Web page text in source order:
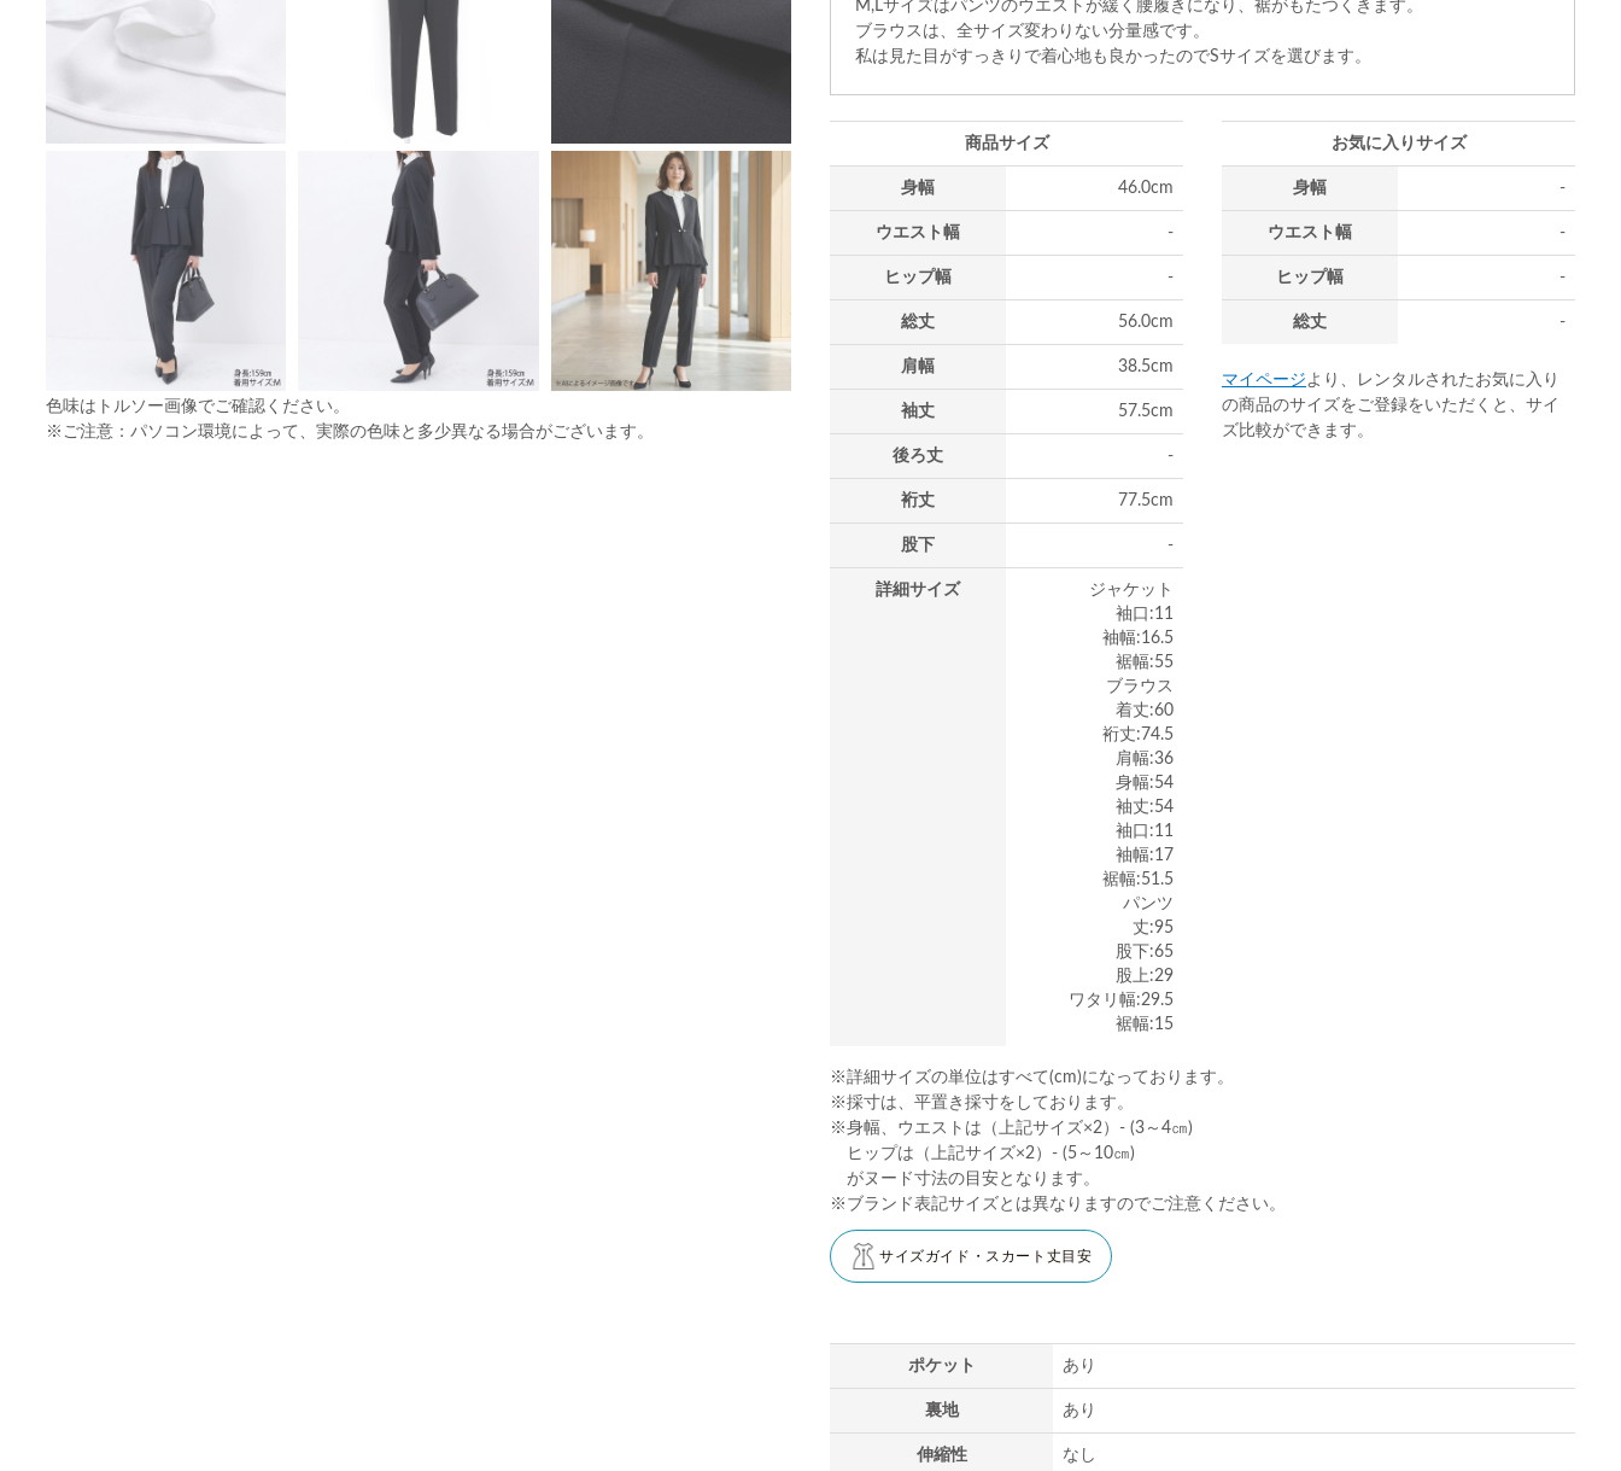
色味はトルソー画像でご確認ください。
※ご注意：パソコン環境によって、実際の色味と多少異なる場合がございます。
M,Lサイズはパンツのウエストが緩く腰履きになり、裾がもたつくきます。
ブラウスは、全サイズ変わりない分量感です。
私は見た目がすっきりで着心地も良かったのでSサイズを選びます。
商品サイズ
身幅 46.0cm
ウエスト幅 -
ヒップ幅 -
総丈 56.0cm
肩幅 38.5cm
袖丈 57.5cm
後ろ丈 -
裄丈 77.5cm
股下 -
詳細サイズ
ジャケット
袖口:11
袖幅:16.5
裾幅:55
ブラウス
着丈:60
裄丈:74.5
肩幅:36
身幅:54
袖丈:54
袖口:11
袖幅:17
裾幅:51.5
パンツ
丈:95
股下:65
股上:29
ワタリ幅:29.5
裾幅:15
お気に入りサイズ
身幅 -
ウエスト幅 -
ヒップ幅 -
総丈 -
マイページより、レンタルされたお気に入り
の商品のサイズをご登録をいただくと、サイ
ズ比較ができます。
※詳細サイズの単位はすべて(cm)になっております。
※採寸は、平置き採寸をしております。
※身幅、ウエストは（上記サイズ×2）- (3～4㎝)
ヒップは（上記サイズ×2）- (5～10㎝)
がヌード寸法の目安となります。
※ブランド表記サイズとは異なりますのでご注意ください。
サイズガイド・スカート丈目安
ポケット あり
裏地 あり
伸縮性 なし